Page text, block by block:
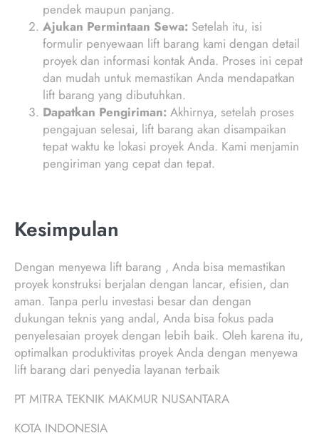
pendek maupun panjang.
Ajukan Permintaan Sewa: Setelah itu, isi
formulir penyewaan lift barang kami dengan detail
proyek dan informasi kontak Anda. Proses ini cepat
dan mudah untuk memastikan Anda mendapatkan
lift barang yang dibutuhkan.
Dapatkan Pengiriman: Akhirnya, setelah proses
pengajuan selesai, lift barang akan disampaikan
tepat waktu ke lokasi proyek Anda. Kami menjamin
pengiriman yang cepat dan tepat.
Kesimpulan
Dengan menyewa lift barang , Anda bisa memastikan
proyek konstruksi berjalan dengan lancar, efisien, dan
aman. Tanpa perlu investasi besar dan dengan
dukungan teknis yang andal, Anda bisa fokus pada
penyelesaian proyek dengan lebih baik. Oleh karena itu,
optimalkan produktivitas proyek Anda dengan menyewa
lift barang dari penyedia layanan terbaik
PT MITRA TEKNIK MAKMUR NUSANTARA
KOTA INDONESIA